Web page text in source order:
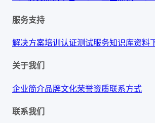
服务支持
解决方案培训认证测试服务知识库资料
关于我们
企业简介品牌文化荣誉资质联系方式
联系我们